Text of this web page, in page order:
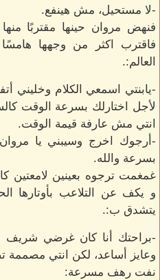
-لا مستحيل، مش هينفع.
فنهض مروان حينها مقتربًا
فاقترب اكثر من وجهها
العالم:.
-يابنتي اسمعي الكلام وخليني
لأجل اختارلك بسرعة الوقت
انتي مش عارفة قيمة الوقت.
-أرجوك اخرج وسيبني يا
بسرعة والله.
غمغمت ترجوه بعينين لامعتين
و يكف عن التلاعب بأوتارها
يتشدق ب:.
-براحتك أنا كان غرضي
وعايز أساعد، لكن انتي مصممة
نفت رهف مسرعة: